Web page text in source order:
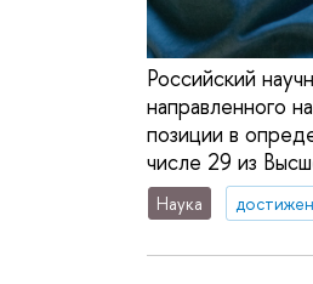
Российский
направленного
позиции в
числе 29 из
Наука